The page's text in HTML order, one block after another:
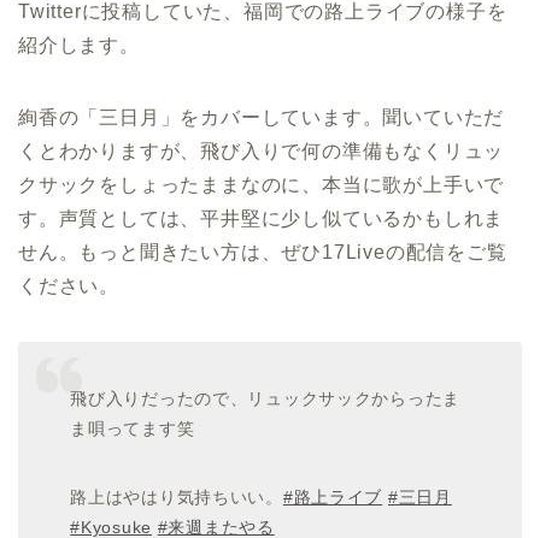
Twitterに投稿していた、福岡での路上ライブの様子を
紹介します。
絢香の「三日月」をカバーしています。聞いていただ
くとわかりますが、飛び入りで何の準備もなくリュッ
クサックをしょったままなのに、本当に歌が上手いで
す。声質としては、平井堅に少し似ているかもしれま
せん。もっと聞きたい方は、ぜひ17Liveの配信をご覧
ください。
飛び入りだったので、リュックサックからったま
ま唄ってます笑
路上はやはり気持ちいい。 #路上ライブ #三日月
#Kyosuke #来週またやる